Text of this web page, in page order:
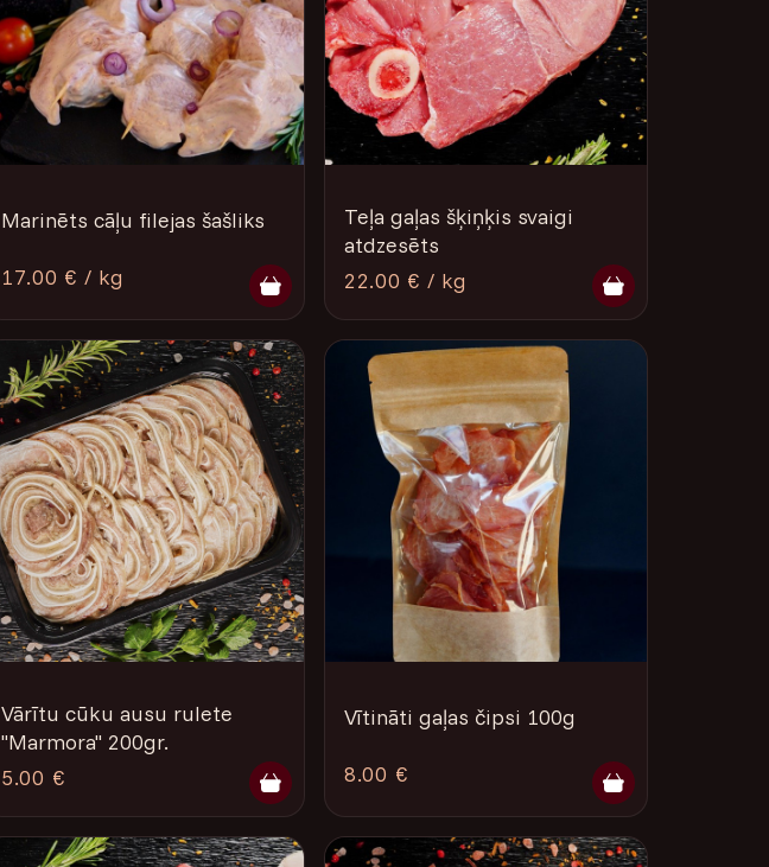
Marinēts cāļu filejas šašliks
17.00 € / kg
Teļa gaļas šķiņķis svaigi
atdzesēts
22.00 € / kg
Vārītu cūku ausu rulete
"Marmora" 200gr.
5.00 €
Vītināti gaļas čipsi 100g
8.00 €